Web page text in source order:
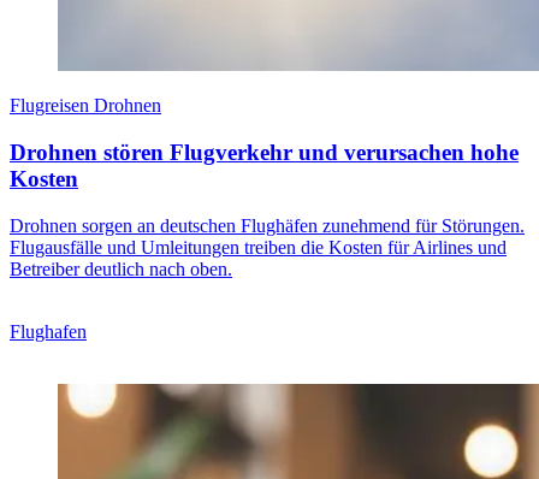
Flugreisen Drohnen
Drohnen stören Flugverkehr und verursachen hohe
Kosten
Drohnen sorgen an deutschen Flughäfen zunehmend für Störungen.
Flugausfälle und Umleitungen treiben die Kosten für Airlines und
Betreiber deutlich nach oben.
Flughafen